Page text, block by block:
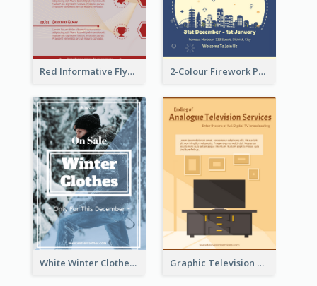
Red Informative Flyers With Simple Graphics 2-Colour Firework Performance With City Background
White Winter Clothes Flyer With Photo Graphic Television Services Informative Flyer